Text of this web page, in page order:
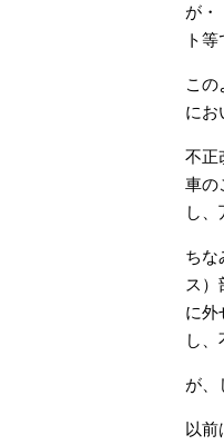
が・
ト
こ
にお
不正
車の
し
ちな
ス
に外
し、
が、
以